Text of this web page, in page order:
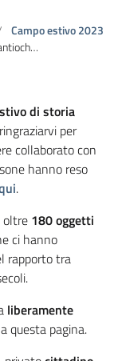
Campo estivo 2023
di storia
per
collaborato con
hanno reso
.
oltre 180 oggetti
ci hanno
rapporto tra
liberamente
questa pagina.